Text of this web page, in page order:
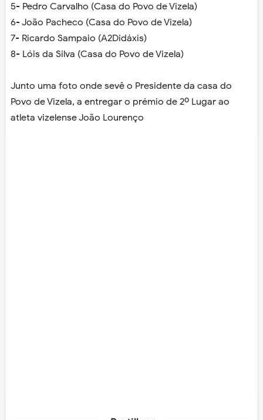
5- Pedro Carvalho (Casa do Povo de Vizela)
6- João Pacheco (Casa do Povo de Vizela)
7- Ricardo Sampaio (A2Didáxis)
8- Lóis da Silva (Casa do Povo de Vizela)
Junto uma foto onde sevê o Presidente da casa do
Povo de Vizela, a entregar o prémio de 2º Lugar ao
atleta vizelense João Lourenço